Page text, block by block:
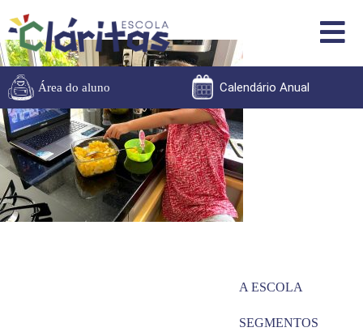
Área do aluno Calendário Anual
A ESCOLA
SEGMENTOS